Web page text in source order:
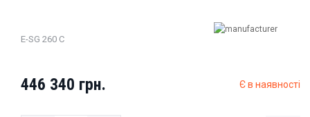
Лотки для сендвічів та бургерів
E-SG 260 C
446 340 грн. Є в наявності